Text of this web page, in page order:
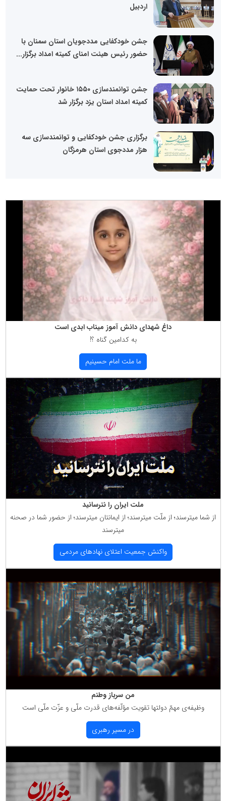
اردبیل
جشن خودکفایی مددجویان استان سمنان با
حضور رئیس هیئت امنای کمیته امداد برگزار...
جشن توانمندسازی ۱۵۵۰ خانوار تحت حمایت
کمیته امداد استان یزد برگزار شد
برگزاری جشن خودکفایی و توانمندسازی سه
هزار مددجوی استان هرمزگان
داغ شهدای دانش آموز میناب ابدی است
به كدامین گناه ؟!
ما ملت امام حسینیم
ملت ایران را نترسانید
از شما میترسند؛ از ملّت میترسند؛ از ایمانتان میترسند؛ از حضور شما در صحنه
میترسند
واكنش جمعیت اعتلای نهادهای مردمی
من سرباز وطنم
وظیفه‌ی مهمّ دولتها تقویت مؤلّفه‌های قدرت ملّی و عزّت ملّی است
در مسیر رهبری